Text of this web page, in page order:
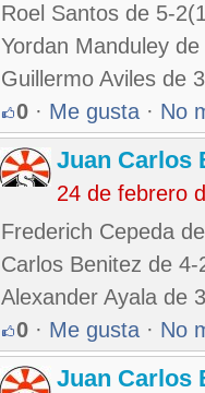
Roel Santos de 5-
Yordan Manduley
Guillermo Aviles de
0 · Me gusta · No
Juan Carlos
24 de febrero
Frederich Cepeda
Carlos Benitez de
Alexander Ayala de
0 · Me gusta · No
Juan Carlos